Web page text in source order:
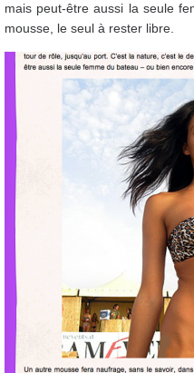
mais peut-être aussi la seule
mousse, le seul à rester libre.